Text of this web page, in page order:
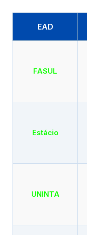
EAD
FASUL
Estácio
UNINTA